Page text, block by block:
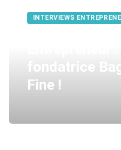
INTERVIEWS
fondatrice
Fine !